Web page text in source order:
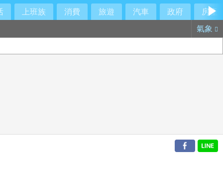
上班族 消費 旅遊 汽車 政府
房產
氣象